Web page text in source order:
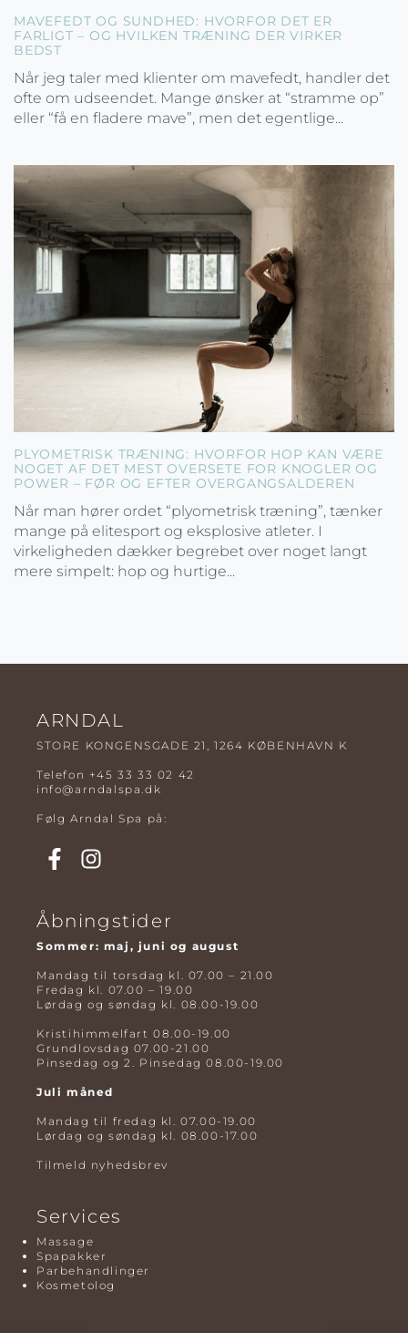
MAVEFEDT OG SUNDHED: HVORFOR DET ER
FARLIGT – OG HVILKEN TRÆNING DER VIRKER
BEDST
Når jeg taler med klienter om mavefedt, handler det
ofte om udseendet. Mange ønsker at “stramme op”
eller “få en fladere mave”, men det egentlige...
PLYOMETRISK TRÆNING: HVORFOR HOP KAN VÆRE
NOGET AF DET MEST OVERSETE FOR KNOGLER OG
POWER – FØR OG EFTER OVERGANGSALDEREN
Når man hører ordet “plyometrisk træning”, tænker
mange på elitesport og eksplosive atleter. I
virkeligheden dækker begrebet over noget langt
mere simpelt: hop og hurtige...
ARNDAL
STORE KONGENSGADE 21, 1264 KØBENHAVN K
Telefon +45 33 33 02 42
info@arndalspa.dk
Følg Arndal Spa på:
Åbningstider
Sommer: maj, juni og august
Mandag til torsdag kl. 07.00 – 21.00
Fredag kl. 07.00 – 19.00
Lørdag og søndag kl. 08.00-19.00
Kristihimmelfart 08.00-19.00
Grundlovsdag 07.00-21.00
Pinsedag og 2. Pinsedag 08.00-19.00
Juli måned
Mandag til fredag kl. 07.00-19.00
Lørdag og søndag kl. 08.00-17.00
Tilmeld nyhedsbrev
Services
Massage
Spapakker
Parbehandlinger
Kosmetolog